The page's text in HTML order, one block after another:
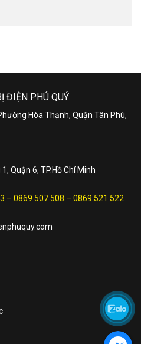
ĐIỆN PHÚ QUÝ
Hòa Thạnh, Quận Tân Phú,
Quận 6, TP.Hồ Chí Minh
– 0869 507 508 – 0869 521 522